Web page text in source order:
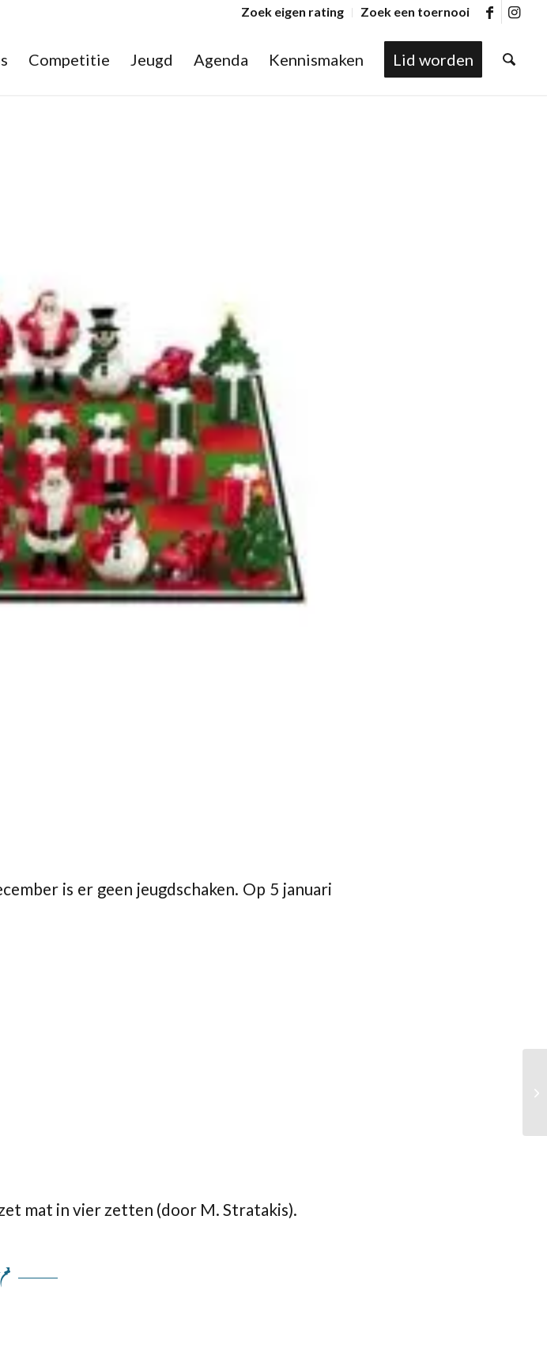
Zoek eigen rating Zoek een toernooi
Competitie Jeugd Agenda Kennismaken Lid worden
is er geen jeugdschaken. Op 5 januari
mat in vier zetten (door M. Stratakis).